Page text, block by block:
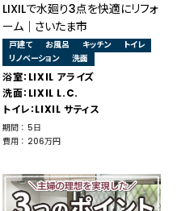
LIXILで水廻り3点を快適にリフォ
ーム｜さいたま市
戸建て お風呂 キッチン
トイレ
リノベーション
洗面
浴室：LIXIL アライズ
洗面：LIXIL L.C.
トイレ：LIXIL サティス
期間 ： 5日
費用 ： 206万円